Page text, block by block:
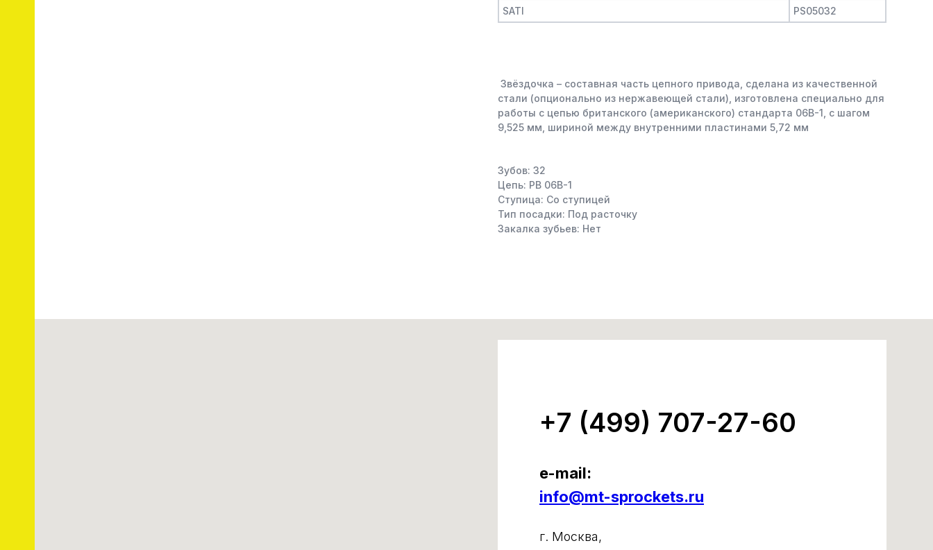
SATI
PS05032
Звёздочка – составная часть цепного привода, сделана из качественной
стали (опционально из нержавеющей стали), изготовлена специально для
работы с цепью британского (американского) стандарта 06B-1, с шагом
9,525 мм, шириной между внутренними пластинами 5,72 мм
Зубов: 32
Цепь: PB 06B-1
Ступица: Со ступицей
Тип посадки: Под расточку
Закалка зубьев: Нет
+7 (499) 707-27-60
e-mail:
info@mt-sprockets.ru
г. Москва,